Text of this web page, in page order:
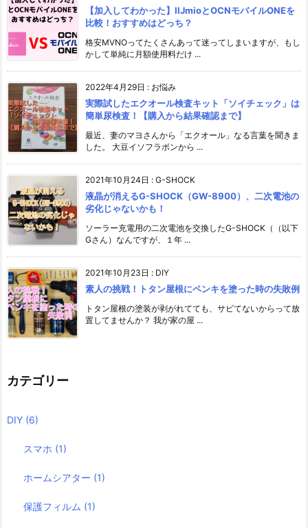
【加入してわかった】IIJmioとOCNモバイルONEを
比較！おすすめはどっち？
格安MVNOってたくさんあって迷ってしまいますが、もし
かして単純に月額使用料だけ ...
2022年4月29日 : お悩み
実際試したエクオール検査キット「ソイチェック」は
簡単尿検査！【購入から結果確認まで】
最近、妻のマヨさんから「エクオール」なる言葉を聞きま
した。 大豆イソフラボンから ...
2021年10月24日 : G-SHOCK
液晶が消えるG-SHOCK（GW-8900）、二次電池の
劣化じゃないかも！
ソーラー充電用の二次電池を交換したG-SHOCK（（以下
Gさん）なんですが、１年 ...
2021年10月23日 : DIY
素人の挑戦！トタン屋根にペンキを塗った時の失敗例
トタン屋根の塗装が剥がれてても、サビてないからって放
置してませんか？ 我が家の屋 ...
カテゴリー
DIY (6)
スマホ (1)
ホームシアター (1)
保護フィルム (1)